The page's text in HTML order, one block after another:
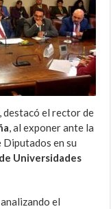
el rector de
, al exponer ante la
Diputados en su
Universidades
el